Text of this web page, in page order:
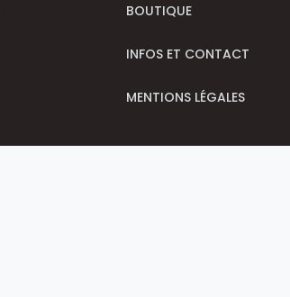
BOUTIQUE
INFOS ET CONTACT
MENTIONS LÉGALES